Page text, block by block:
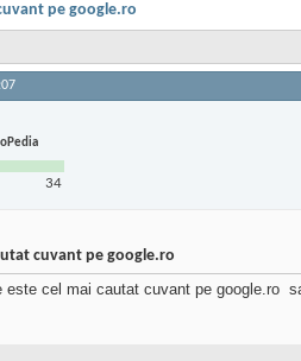
pe google.ro
34
cuvant pe google.ro
este cel mai cautat cuvant pe google.ro